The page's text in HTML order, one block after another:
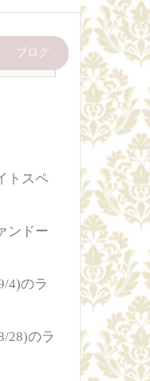
ブログ
トスペ
ンドー
4)のラ
28)のラ